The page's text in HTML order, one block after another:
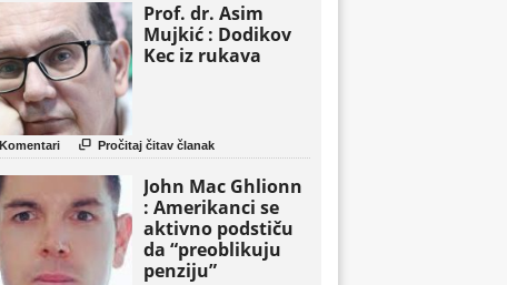
Prof. dr. Asim
Mujkić : Dodikov
Kec iz rukava
Komentari  Pročitaj čitav članak
John Mac Ghlionn
: Amerikanci se
aktivno podstiču
da “preoblikuju
penziju”